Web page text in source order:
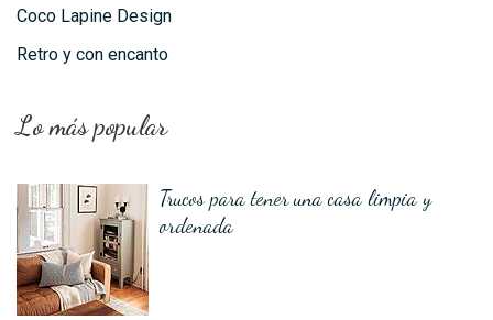
Coco Lapine Design
Retro y con encanto
Lo más popular
Trucos para tener una casa limpia y
ordenada